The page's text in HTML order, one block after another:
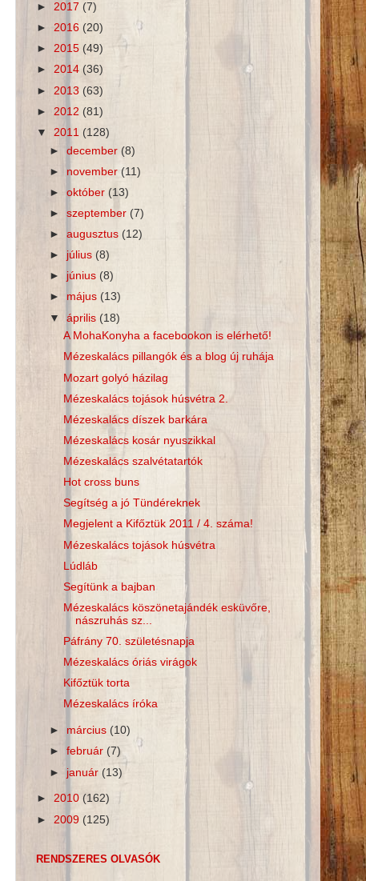
► 2017 (7)
► 2016 (20)
► 2015 (49)
► 2014 (36)
► 2013 (63)
► 2012 (81)
▼ 2011 (128)
►december (8)
► november(11)
►október (13)
►szeptember (7)
►augusztus (12)
► július(8)
► június (8)
► május (13)
▼április (18)
A MohaKonyha a facebookon is elérhető!
Mézeskalács pillangók és a blog új ruhája
Mozart golyó házilag
Mézeskalács tojások húsvétra 2.
Mézeskalács díszek barkára
Mézeskalács kosár nyuszikkal
Mézeskalács szalvétatartók
Hot cross buns
Segítség a jó Tündéreknek
Megjelent a Kifőztük 2011 / 4. száma!
Mézeskalács tojások húsvétra
Lúdláb
Segítünk a bajban
Mézeskalács köszönetajándék esküvőre,
nászruhás sz...
Páfrány 70. születésnapja
Mézeskalács óriás virágok
Kifőztük torta
Mézeskalács íróka
► március(10)
►február (7)
► január (13)
► 2010 (162)
► 2009 (125)
RENDSZERES OLVASÓK